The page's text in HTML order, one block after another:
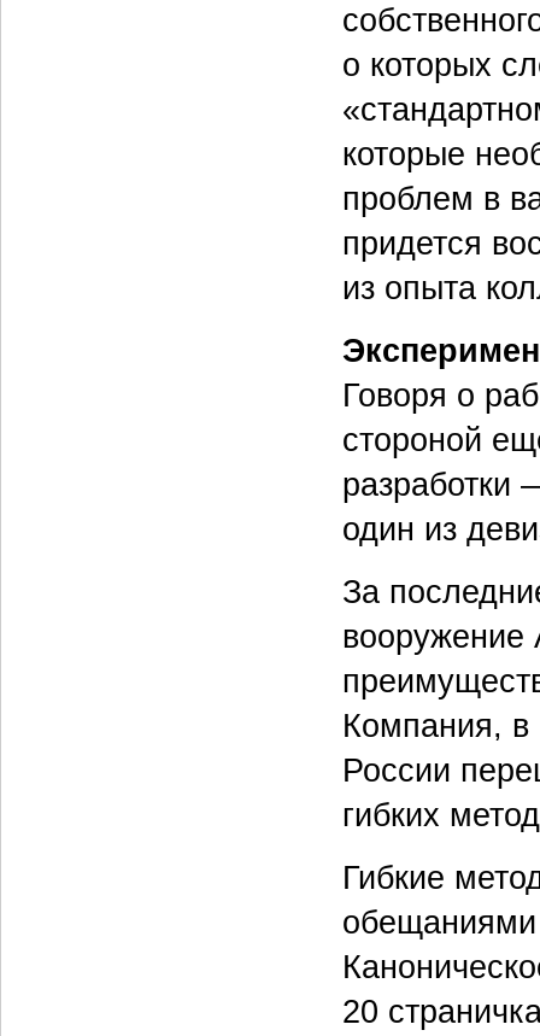
о которых
которые
проблем в
придется
из опыта
Говоря о
стороной
разработки
один из
За
вооружение
Компания, в
России
гибких
Гибкие
обещаниями
20